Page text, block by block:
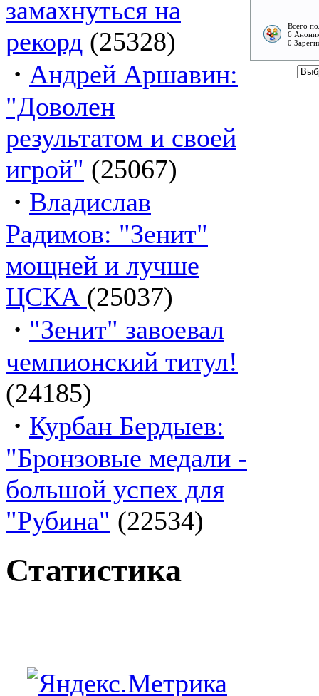
замахнуться на
рекорд (25328)
· Андрей Аршавин:
"Доволен
результатом и своей
игрой" (25067)
· Владислав
Радимов: "Зенит"
мощней и лучше
ЦСКА (25037)
· "Зенит" завоевал
чемпионский титул!
(24185)
· Курбан Бердыев:
"Бронзовые медали -
большой успех для
"Рубина" (22534)
Статистика
Всего
6
0